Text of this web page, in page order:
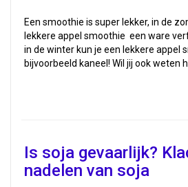
Een smoothie is super lekker, in de
lekkere appel smoothie een ware
in de winter kun je een lekkere appel
bijvoorbeeld kaneel! Wil jij ook weten
Is soja gevaarlijk?
nadelen van soja